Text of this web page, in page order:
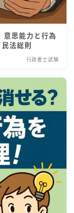
意思能力と行為
法総則
行政書士試験